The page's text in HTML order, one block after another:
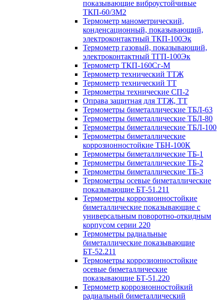
показывающие виброустойчивые
ТКП-60/3М2
Термометр манометрический,
конденсационный, показывающий,
электроконтактный ТКП-100Эк
Термометр газовый, показывающий,
электроконтактный ТГП-100Эк
Термометр ТКП-160Сг-М
Термометр технический ТТЖ
Термометр технический ТТ
Термометры технические СП-2
Оправа защитная для ТТЖ, ТТ
Термометры биметаллические ТБЛ-63
Термометры биметаллические ТБЛ-80
Термометры биметаллические ТБЛ-100
Термометры биметаллические
коррозионностойкие ТБН-100К
Термометры биметаллические ТБ-1
Термометры биметаллические ТБ-2
Термометры биметаллические ТБ-3
Термометры осевые биметаллические
показывающие БТ-51.211
Термометры коррозионностойкие
биметаллические показывающие с
универсальным поворотно-откидным
корпусом серии 220
Термометры радиальные
биметаллические показывающие
БТ-52.211
Термометры коррозионностойкие
осевые биметаллические
показывающие БТ-51.220
Термометр коррозионностойкий
радиальный биметаллический